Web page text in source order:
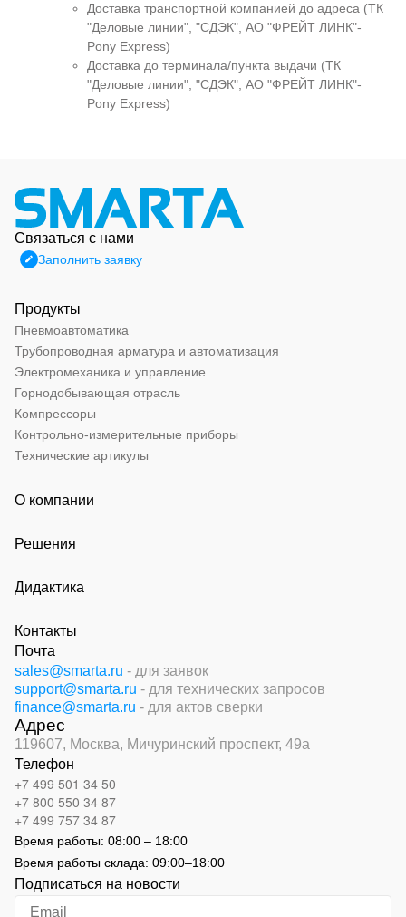
Доставка транспортной компанией до адреса (ТК
"Деловые линии", "СДЭК", АО "ФРЕЙТ ЛИНК"-
Pony Express)
Доставка до терминала/пункта выдачи (ТК
"Деловые линии", "СДЭК", АО "ФРЕЙТ ЛИНК"-
Pony Express)
Связаться с нами
Заполнить заявку
Продукты
Пневмоавтоматика
Трубопроводная арматура и автоматизация
Электромеханика и управление
Горнодобывающая отрасль
Компрессоры
Контрольно-измерительные приборы
Технические артикулы
О компании
Решения
Дидактика
Контакты
Почта
sales@smarta.ru - для заявок
support@smarta.ru - для технических запросов
finance@smarta.ru - для актов сверки
Адрес
119607, Москва, Мичуринский проспект, 49а
Телефон
+7 499 501 34 50
+7 800 550 34 87
+7 499 757 34 87
Время работы: 08:00 – 18:00
Время работы склада: 09:00–18:00
Подписаться на новости